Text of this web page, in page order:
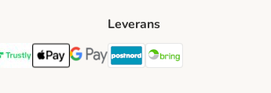
Method
Trustly Payment Method
Apple Pay Payment Method
Googple Pay Payment Method
Leverans
Postnord Shipping Method